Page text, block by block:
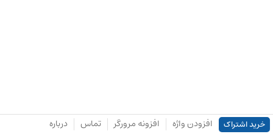
خرید اشتراک افزودن واژه افزونه مرورگر تماس درباره